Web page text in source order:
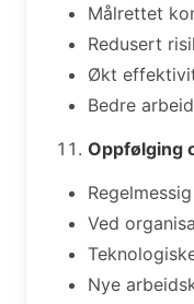
Målrettet
Redusert
Økt
Bedre
Oppfølging
Ved
Nye